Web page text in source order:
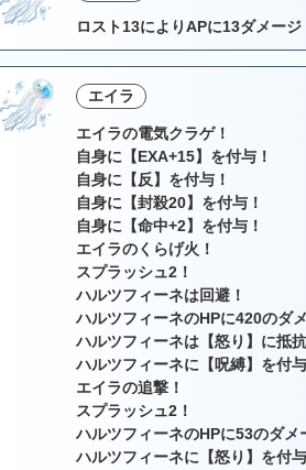
ロスト13によりAPに13ダメージ
エイラ
エイラの電気クラゲ！
自身に【EXA+15】を付与！
自身に【反】を付与！
自身に【封殺20】を付与！
自身に【命中+2】を付与！
エイラのくらげ火！
スプラッシュ2！
ハルツフィーネは回避！
ハルツフィーネのHPに420のダ
ハルツフィーネは【怒り】に抵抗
ハルツフィーネに【呪縛】を付与
エイラの追撃！
スプラッシュ2！
ハルツフィーネのHPに53のダメ
ハルツフィーネに【怒り】を付与